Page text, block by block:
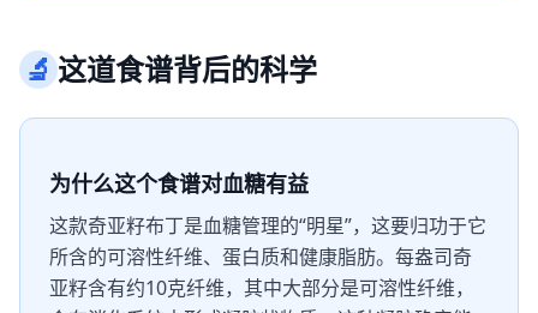
🔬这道食谱背后的科学
为什么这个食谱对血糖有益
这款奇亚籽布丁是血糖管理的“明星”，这要归功于它
所含的可溶性纤维、蛋白质和健康脂肪。每盎司奇
亚籽含有约10克纤维，其中大部分是可溶性纤维，